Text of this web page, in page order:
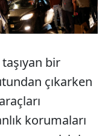
bir
çıkarken
korumaları